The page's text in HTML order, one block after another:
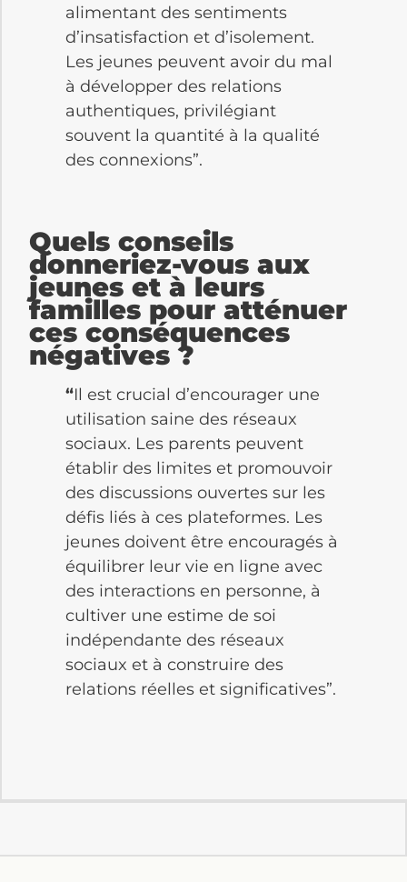
alimentant des sentiments
d’insatisfaction et d’isolement.
Les jeunes peuvent avoir du mal
à développer des relations
authentiques, privilégiant
souvent la quantité à la qualité
des connexions”.
Quels conseils
donneriez-vous aux
jeunes et à leurs
familles pour atténuer
ces conséquences
négatives ?
“Il est crucial d’encourager une
utilisation saine des réseaux
sociaux. Les parents peuvent
établir des limites et promouvoir
des discussions ouvertes sur les
défis liés à ces plateformes. Les
jeunes doivent être encouragés à
équilibrer leur vie en ligne avec
des interactions en personne, à
cultiver une estime de soi
indépendante des réseaux
sociaux et à construire des
relations réelles et significatives”.